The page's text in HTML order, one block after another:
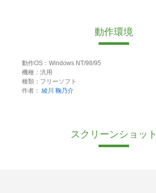
動作環境
動作OS：Windows NT/98/95
機種：汎用
種類：フリーソフト
作者： 綾川 鞠乃介
スクリーンショット